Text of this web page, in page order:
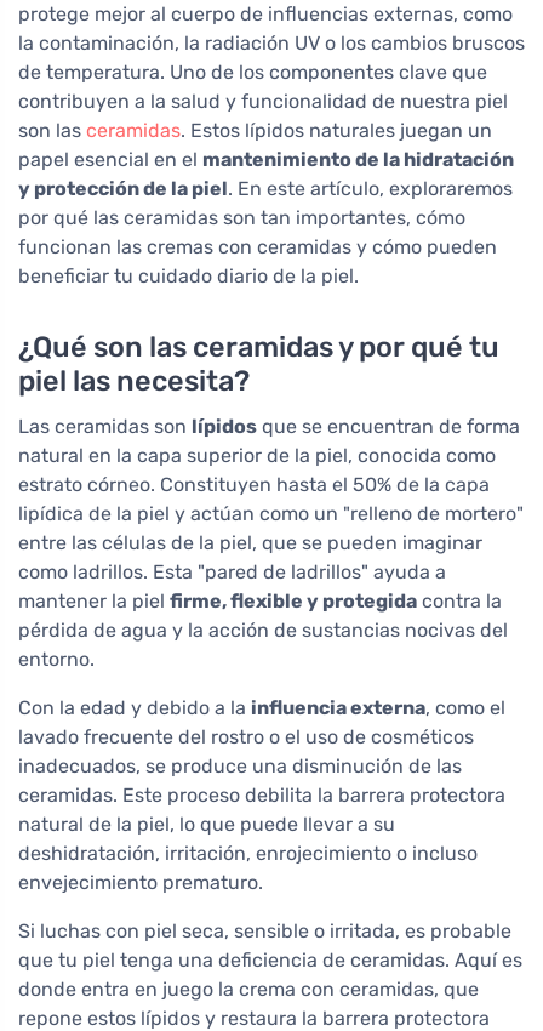
protege mejor al cuerpo de influencias externas, como
la contaminación, la radiación UV o los cambios bruscos
de temperatura. Uno de los componentes clave que
contribuyen a la salud y funcionalidad de nuestra piel
son las ceramidas. Estos lípidos naturales juegan un
papel esencial en el mantenimiento de la hidratación
y protección de la piel. En este artículo, exploraremos
por qué las ceramidas son tan importantes, cómo
funcionan las cremas con ceramidas y cómo pueden
beneficiar tu cuidado diario de la piel.
¿Qué son las ceramidas y por qué tu
piel las necesita?
Las ceramidas son lípidos que se encuentran de forma
natural en la capa superior de la piel, conocida como
estrato córneo. Constituyen hasta el 50% de la capa
lipídica de la piel y actúan como un "relleno de mortero"
entre las células de la piel, que se pueden imaginar
como ladrillos. Esta "pared de ladrillos" ayuda a
mantener la piel firme, flexible y protegida contra la
pérdida de agua y la acción de sustancias nocivas del
entorno.
Con la edad y debido a la influencia externa, como el
lavado frecuente del rostro o el uso de cosméticos
inadecuados, se produce una disminución de las
ceramidas. Este proceso debilita la barrera protectora
natural de la piel, lo que puede llevar a su
deshidratación, irritación, enrojecimiento o incluso
envejecimiento prematuro.
Si luchas con piel seca, sensible o irritada, es probable
que tu piel tenga una deficiencia de ceramidas. Aquí es
donde entra en juego la crema con ceramidas, que
repone estos lípidos y restaura la barrera protectora